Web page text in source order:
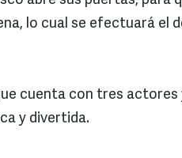
lo cual se efectuará el
cuenta con tres actores
y divertida.